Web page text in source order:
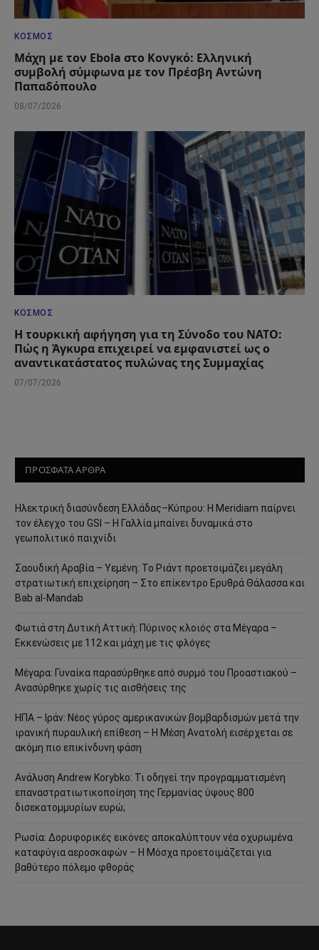
ΚΌΣΜΟΣ
Μάχη με τον Ebola στο Κονγκό: Ελληνική
συμβολή σύμφωνα με τον Πρέσβη Αντώνη
Παπαδόπουλο
08/07/2026
ΚΌΣΜΟΣ
Η τουρκική αφήγηση για τη Σύνοδο του ΝΑΤΟ:
Πώς η Άγκυρα επιχειρεί να εμφανιστεί ως ο
αναντικατάστατος πυλώνας της Συμμαχίας
07/07/2026
ΠΡΟΣΦΑΤΑ ΑΡΘΡΑ
Ηλεκτρική διασύνδεση Ελλάδας–Κύπρου: Η Meridiam παίρνει
τον έλεγχο του GSI – Η Γαλλία μπαίνει δυναμικά στο
γεωπολιτικό παιχνίδι
Σαουδική Αραβία – Υεμένη: Το Ριάντ προετοιμάζει μεγάλη
στρατιωτική επιχείρηση – Στο επίκεντρο Ερυθρά Θάλασσα και
Bab al-Mandab
Φωτιά στη Δυτική Αττική: Πύρινος κλοιός στα Μέγαρα –
Εκκενώσεις με 112 και μάχη με τις φλόγες
Μέγαρα: Γυναίκα παρασύρθηκε από συρμό του Προαστιακού –
Ανασύρθηκε χωρίς τις αισθήσεις της
ΗΠΑ – Ιράν: Νέος γύρος αμερικανικών βομβαρδισμών μετά την
ιρανική πυραυλική επίθεση – Η Μέση Ανατολή εισέρχεται σε
ακόμη πιο επικίνδυνη φάση
Ανάλυση Andrew Korybko: Τι οδηγεί την προγραμματισμένη
επαναστρατιωτικοποίηση της Γερμανίας ύψους 800
δισεκατομμυρίων ευρώ;
Ρωσία: Δορυφορικές εικόνες αποκαλύπτουν νέα οχυρωμένα
καταφύγια αεροσκαφών – Η Μόσχα προετοιμάζεται για
βαθύτερο πόλεμο φθοράς